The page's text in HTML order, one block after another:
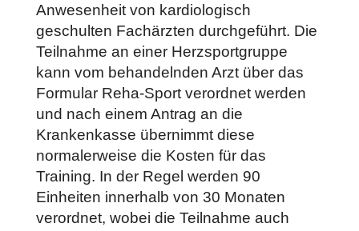
Anwesenheit von kardiologisch
geschulten Fachärzten durchgeführt. Die
Teilnahme an einer Herzsportgruppe
kann vom behandelnden Arzt über das
Formular Reha-Sport verordnet werden
und nach einem Antrag an die
Krankenkasse übernimmt diese
normalerweise die Kosten für das
Training. In der Regel werden 90
Einheiten innerhalb von 30 Monaten
verordnet, wobei die Teilnahme auch